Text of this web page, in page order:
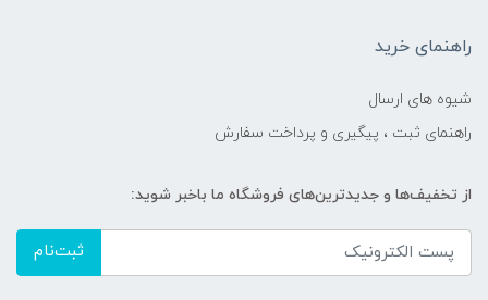
راهنمای خرید
شیوه های ارسال
راهنمای ثبت ، پیگیری و پرداخت سفارش
از تخفیف‌ها و جدیدترین‌های فروشگاه ما باخبر شوید:
ثبت‌نام